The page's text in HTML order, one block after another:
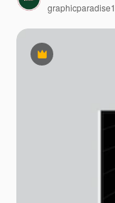
Премиум
graphicparadise1